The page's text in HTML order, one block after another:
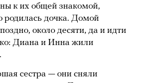
к их общей знакомой,
родилась дочка. Домой
около десяти, да и идти
Диана и Инна жили
сестра — они сняли